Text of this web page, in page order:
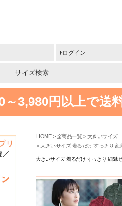
ログイン
サイズ検索
～3,980円以上で送
HOME 全商品一覧 大きいサイズ
大きいサイズ 着るだけ すっきり
大きいサイズ 着るだけ すっきり 細魅